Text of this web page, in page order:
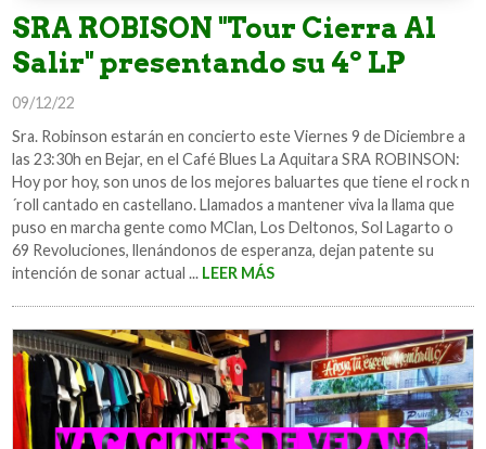
SRA ROBISON "Tour Cierra Al
Salir" presentando su 4º LP
09/12/22
Sra. Robinson estarán en concierto este Viernes 9 de Diciembre a
las 23:30h en Bejar, en el Café Blues La Aquitara SRA ROBINSON:
Hoy por hoy, son unos de los mejores baluartes que tiene el rock n
´roll cantado en castellano. Llamados a mantener viva la llama que
puso en marcha gente como MClan, Los Deltonos, Sol Lagarto o
69 Revoluciones, llenándonos de esperanza, dejan patente su
intención de sonar actual ... LEER MÁS